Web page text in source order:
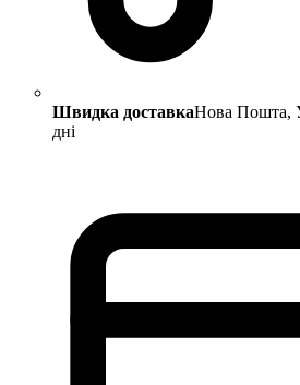
Швидка доставкаНова Пошта,
дні